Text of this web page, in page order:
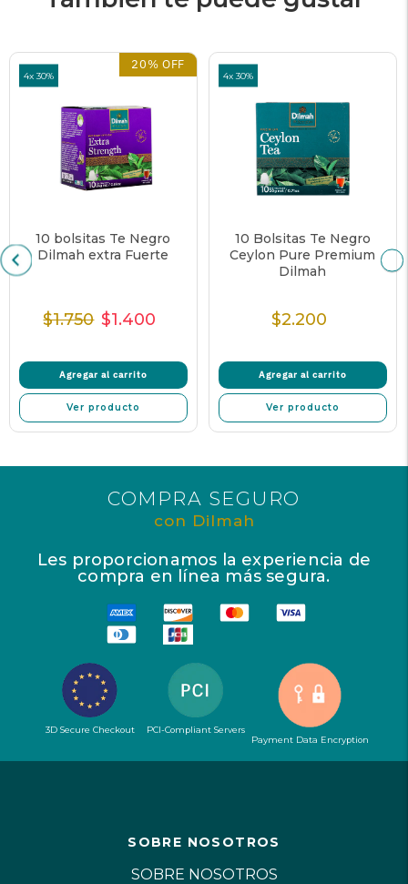
4x 30%
20% OFF
10 bolsitas Te Negro
Dilmah extra Fuerte
Precio
$1.750 Precio
venta
$1.400
Agregar al carrito
Ver producto
4x 30%
10 Bolsitas Te Negro
Ceylon Pure Premium
Dilmah
Precio
$2.200
Agregar al carrito
Ver producto
COMPRA SEGURO
con Dilmah
Les proporcionamos la experiencia de
compra en línea más segura.
3D Secure Checkout
PCI-Compliant Servers
Payment Data Encryption
SOBRE NOSOTROS
SOBRE NOSOTROS